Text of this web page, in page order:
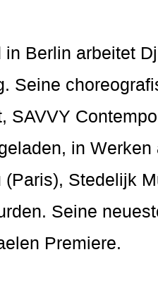
in Berlin arbeitet
Seine
SAVVY
in
(Paris), Stedelijk
Seine
Premiere.